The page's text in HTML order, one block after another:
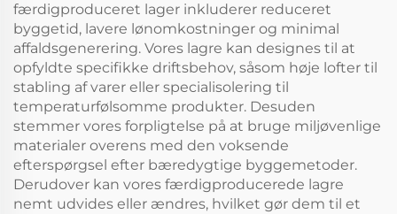
færdigproduceret lager inkluderer reduceret
byggetid, lavere lønomkostninger og minimal
affaldsgenerering. Vores lagre kan designes til at
opfyldte specifikke driftsbehov, såsom høje lofter til
stabling af varer eller specialisolering til
temperaturfølsomme produkter. Desuden
stemmer vores forpligtelse på at bruge miljøvenlige
materialer overens med den voksende
efterspørgsel efter bæredygtige byggemetoder.
Derudover kan vores færdigproducerede lagre
nemt udvides eller ændres, hvilket gør dem til et